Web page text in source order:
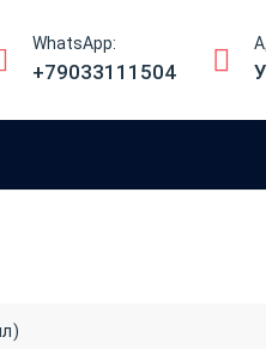
WhatsApp:
+79033111504